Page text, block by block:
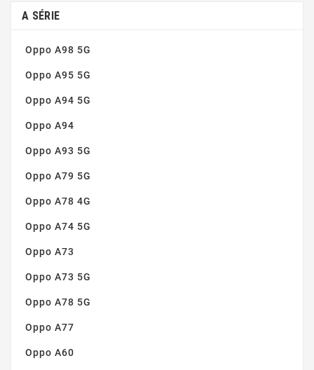
Zaoblené hrany
A SÉRIE
Oppo A98 5G
Oppo A95 5G
Oppo A94 5G
Oppo A94
Oppo A93 5G
Oppo A79 5G
Oppo A78 4G
Oppo A74 5G
Oppo A73
Oppo A73 5G
Oppo A78 5G
Oppo A77
Oppo A60